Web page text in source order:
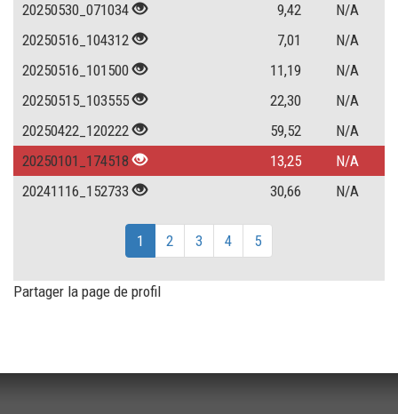
20250530_071034
9,42
N/A
20250516_104312
7,01
N/A
20250516_101500
11,19
N/A
20250515_103555
22,30
N/A
20250422_120222
59,52
N/A
20250101_174518
13,25
N/A
20241116_152733
30,66 N/A
1 2 3 4 5
Partager la page de profil